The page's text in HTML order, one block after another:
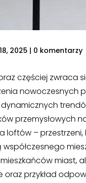
2025 | 0 komentarzy
częściej zwraca
nowoczesnych
przemysłowych
loftów –
miast,
przykład